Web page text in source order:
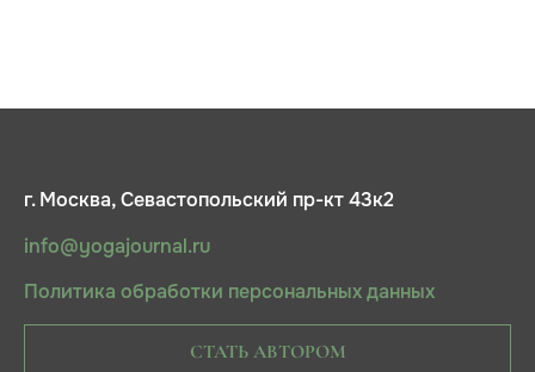
г. Москва, Севастопольский пр-кт 43к2
info@yogajournal.ru
Политика обработки персональных данных
СТАТЬ АВТОРОМ